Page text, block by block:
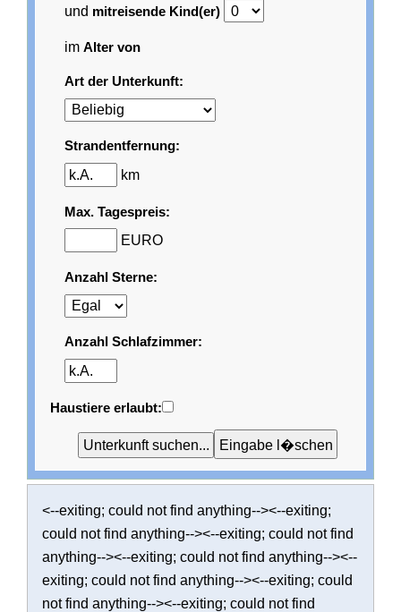
und mitreisende Kind(er)
imAlter von
Art der Unterkunft:
Strandentfernung:
km
Max. Tagespreis:
EURO
Anzahl Sterne:
Anzahl Schlafzimmer:
Haustiere erlaubt:
<--exiting; could not find anything--><--exiting;
could not find anything--><--exiting; could not find
anything--><--exiting; could not find anything--><--
exiting; could not find anything--><--exiting; could
not find anything--><--exiting; could not find